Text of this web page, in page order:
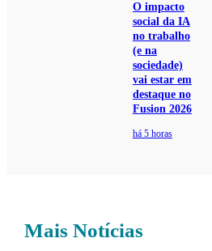
O impacto
social da IA
no trabalho
(e na
sociedade)
vai estar em
destaque no
Fusion 2026
há 5 horas
Mais Notícias